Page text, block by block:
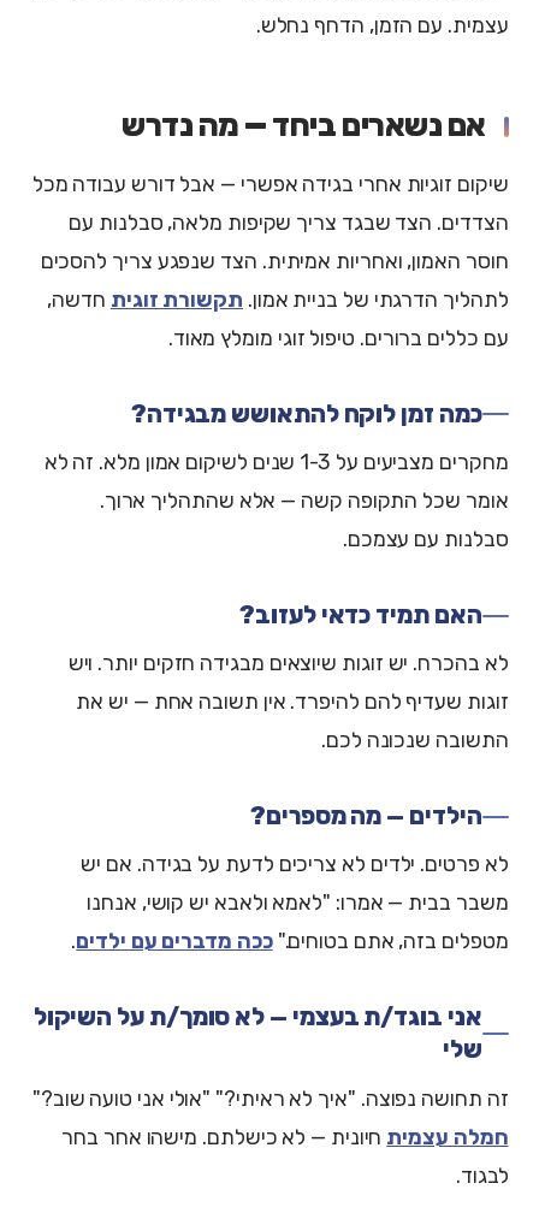
עצמית. עם הזמן, הדחף נחלש.
אם נשארים ביחד — מה נדרש
שיקום זוגיות אחרי בגידה אפשרי — אבל דורש עבודה מכל
הצדדים. הצד שבגד צריך שקיפות מלאה, סבלנות עם
חוסר האמון, ואחריות אמיתית. הצד שנפגע צריך להסכים
לתהליך הדרגתי של בניית אמון. תקשורת זוגית חדשה,
עם כללים ברורים. טיפול זוגי מומלץ מאוד.
כמה זמן לוקח להתאושש מבגידה?
מחקרים מצביעים על 1-3 שנים לשיקום אמון מלא. זה לא
אומר שכל התקופה קשה — אלא שהתהליך ארוך.
סבלנות עם עצמכם.
האם תמיד כדאי לעזוב?
לא בהכרח. יש זוגות שיוצאים מבגידה חזקים יותר. ויש
זוגות שעדיף להם להיפרד. אין תשובה אחת — יש את
התשובה שנכונה לכם.
הילדים — מה מספרים?
לא פרטים. ילדים לא צריכים לדעת על בגידה. אם יש
משבר בבית — אמרו: "לאמא ולאבא יש קושי, אנחנו
מטפלים בזה, אתם בטוחים."ככה מדברים עם ילדים.
אני בוגד/ת בעצמי — לא סומך/ת על השיקול
שלי
זה תחושה נפוצה. "איך לא ראיתי?" "אולי אני טועה שוב?"
חמלה עצמית חיונית — לא כישלתם. מישהו אחר בחר
לבגוד.